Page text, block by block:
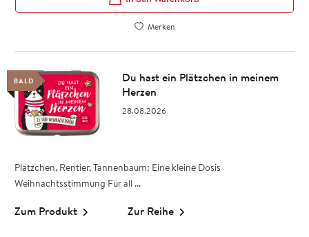
Merken
BALD
Du hast ein Plätzchen in meinem
Herzen
28.08.2026
Plätzchen, Rentier, Tannenbaum: Eine kleine Dosis
Weihnachtsstimmung Für all ...
Zum Produkt Zur Reihe